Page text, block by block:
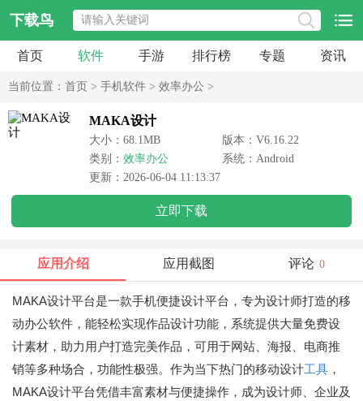
下载鸟
首页 软件 手游 排行榜 专题 资讯
当前位置： 首页 > 手机软件 > 效率办公 >
MAKA设计
大小：68.1MB
版本：V6.16.22
类别： 效率办公
系统：Android
更新：2026-06-04 11:13:37
立即下载
应用介绍 应用截图 评论 0
MAKA设计平台是一款手机便捷设计平台，专为设计师打造的移
动办公软件，能轻松实现作品设计功能，系统提供大量免费设
计素材，助力用户打造完美作品，可用于网站、海报、电商推
销等多种场合，功能性极强。作为当下热门的移动设计工具 ，
MAKA设计平台凭借丰富素材与便捷操作，成为设计师、企业及